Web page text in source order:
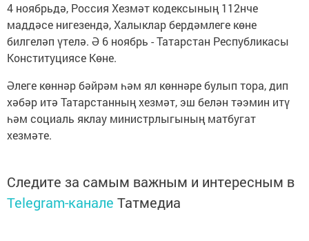
4 ноябрьдә, Россия Хезмәт кодексының 112нче
маддәсе нигезендә, Халыклар бердәмлеге көне
билгеләп үтелә. Ә 6 ноябрь - Татарстан Республикасы
Конституциясе Көне.
Әлеге көннәр бәйрәм һәм ял көннәре булып тора, дип
хәбәр итә Татарстанның хезмәт, эш белән тәэмин итү
һәм социаль яклау министрлыгының матбугат
хезмәте.
Следите за самым важным и интересным в
Telegram-канале Татмедиа